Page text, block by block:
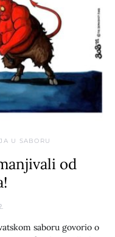
U SABORU
od
saboru govorio o